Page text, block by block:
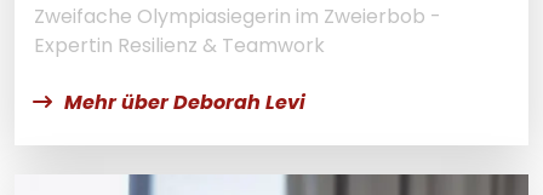
Zweifache Olympiasiegerin im Zweierbob -
Expertin Resilienz & Teamwork
Mehr über Deborah Levi